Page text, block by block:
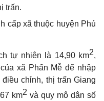
trấn.
cấp xã thuộc huyện Phú
tự nhiên là 14,90 km2,
của xã Phấn Mễ để nhập
điều chỉnh, thị trấnGiang
km2 và quy mô dân số